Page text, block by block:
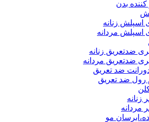
بدن
اسپلش زنانه
اسپلش مردانه
ضدتعریق زنانه
ضدتعریق مردانه
ضد تعریق
رول ضد تعریق
زنانه
مردانه
مو